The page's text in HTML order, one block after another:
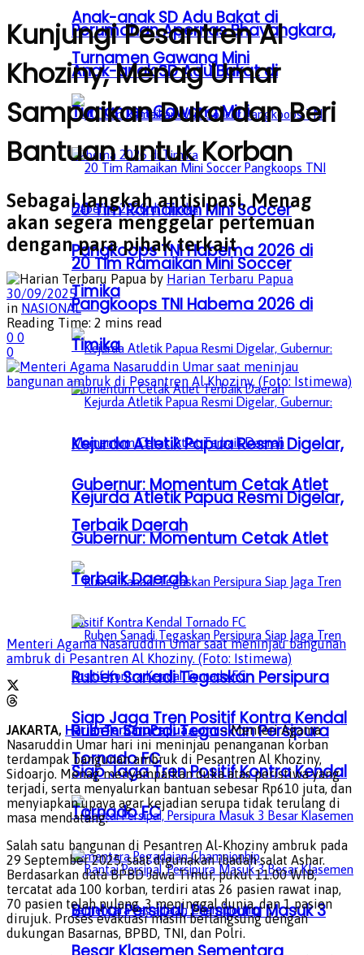
Anak-anak SD Adu Bakat di
Turnamen Gawang Mini
20 Tim Ramaikan Mini Soccer
Pangkoops TNI Habema 2026 di
Timika
Kejurda Atletik Papua Resmi Digelar,
Gubernur: Momentum Cetak Atlet
Terbaik Daerah
Ruben Sanadi Tegaskan Persipura
Siap Jaga Tren Positif Kontra Kendal
Tornado FC
Bantai Persipal, Persipura Masuk 3
Perumahan Apernas Bhayangkara,
Anak-anak SD Adu Bakat di
Turnamen Gawang Mini
20 Tim Ramaikan Mini Soccer
Pangkoops TNI Habema 2026 di
Timika
Kejurda Atletik Papua Resmi Digelar,
Gubernur: Momentum Cetak Atlet
Terbaik Daerah
Ruben Sanadi Tegaskan Persipura
Siap Jaga Tren Positif Kontra Kendal
Tornado FC
Kunjungi Pesantren Al
Khoziny, Menag Umar
Sampaikan Duka dan Beri
Bantuan untuk Korban
Sebagai langkah antisipasi, Menag
akan segera menggelar pertemuan
dengan para pihak terkait
by Harian Terbaru Papua
30/09/2025
in NASIONAL
Reading Time: 2 mins read
0 0
0
Menteri Agama Nasaruddin Umar saat meninjau bangunan
ambruk di Pesantren Al Khoziny. (Foto: Istimewa)
JAKARTA, HarianTerbaruPapua.com– Menteri Agama
Nasaruddin Umar hari ini meninjau penanganan korban
terdampak bangunan ambruk di Pesantren Al Khoziny,
Sidoarjo. Menag menyampaikan duka atas peristiwa yang
terjadi, serta menyalurkan bantuan sebesar Rp610 juta, dan
menyiapkan upaya agar kejadian serupa tidak terulang di
masa mendatang.
Salah satu bangunan di Pesantren Al-Khoziny ambruk pada
29 September 2025, saat digunakan ibadah salat Ashar.
Berdasarkan data BPBD Jawa Timur, pukul 11.00 WIB,
tercatat ada 100 korban, terdiri atas 26 pasien rawat inap,
70 pasien telah pulang, 3 meninggal dunia, dan 1 pasien
dirujuk. Proses evakuasi masih berlangsung dengan
dukungan Basarnas, BPBD, TNI, dan Polri.